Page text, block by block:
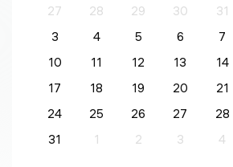
27
28 29 30 31
3
4 5 6 7
10
11 12 13 14
17
18 19 20 21
24
25 26 27 28
31
1 2 3 4